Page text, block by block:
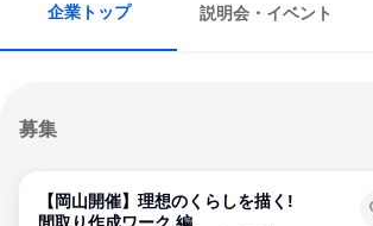
企業トップ 説明会・イベント
募集
【岡山開催】理想のくらしを描く!